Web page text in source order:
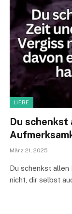
LIEBE
Du schenkst
März 21, 2025
Du schenkst
nicht, dir selbst